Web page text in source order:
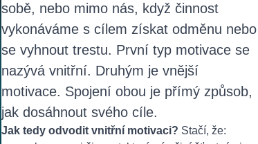
sobě, nebo mimo nás, když činnost
vykonáváme s cílem získat odměnu nebo
se vyhnout trestu. První typ motivace se
nazývá vnitřní. Druhým je vnější
motivace. Spojení obou je přímý způsob,
jak dosáhnout svého cíle.
Jak tedy odvodit vnitřní motivaci? Stačí, že: